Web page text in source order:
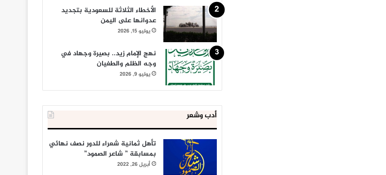
الأخطاء الثلاثة للسعودية بتجديد
عدوانها على اليمن
يوليو 15, 2026
نهج الإمام زيد.. بصيرة وجهاد في
وجه الظلم والطغيان
يوليو 9, 2026
أدب وشعر
تأهل ثمانية شعراء للدور نصف نهائي
بمسابقة ” شاعر الصمود”
أبريل 26, 2022